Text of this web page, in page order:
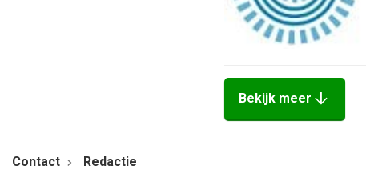
Bekijk meer arrow_downward
Contact Redactie